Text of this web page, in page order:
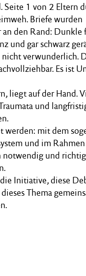
Seite 1 von 2 Eltern
Briefe wurden
den Rand: Dunkle
und gar schwarz
verwunderlich.
Es ist
liegt auf der Hand.
und
werden: mit dem
und im
und
Initiative, diese
Thema